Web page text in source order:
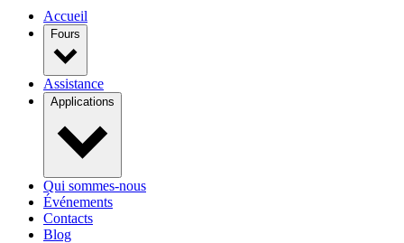
Accueil
Fours
Assistance
Applications
Qui sommes-nous
Événements
Contacts
Blog